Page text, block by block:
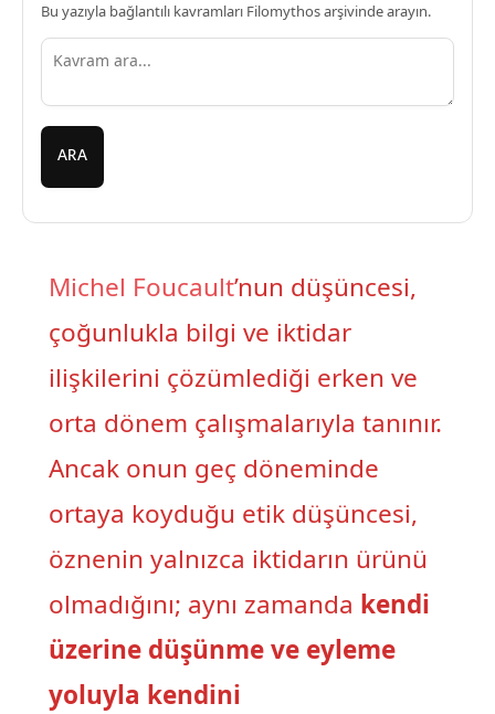
Bu yazıyla bağlantılı kavramları Filomythos arşivinde arayın.
ARA
Michel Foucault’nun düşüncesi,
çoğunlukla bilgi ve iktidar
ilişkilerini çözümlediği erken ve
orta dönem çalışmalarıyla tanınır.
Ancak onun geç döneminde
ortaya koyduğu etik düşüncesi,
öznenin yalnızca iktidarın ürünü
olmadığını; aynı zamanda kendi
üzerine düşünme ve eyleme
yoluyla kendini